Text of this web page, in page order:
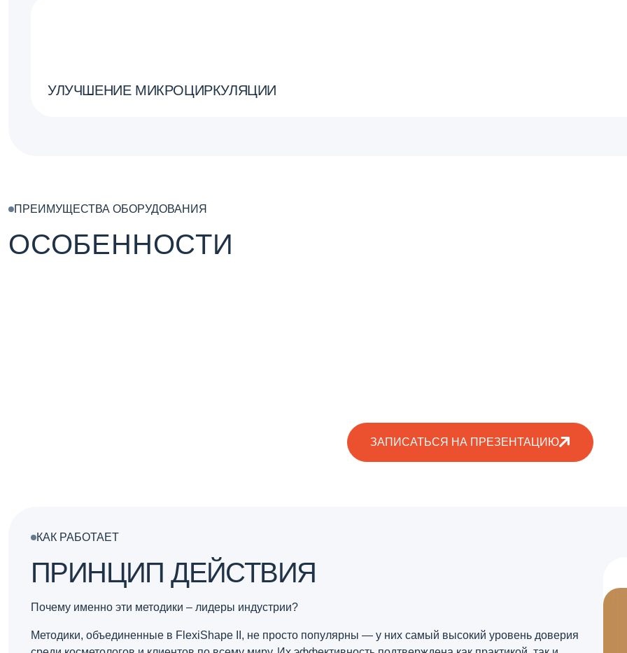
УЛУЧШЕНИЕ МИКРОЦИРКУЛЯЦИИ
ПРЕИМУЩЕСТВА ОБОРУДОВАНИЯ
ОСОБЕННОСТИ
ЗАПИСАТЬСЯ НА ПРЕЗЕНТАЦИЮ
КАК РАБОТАЕТ
ПРИНЦИП ДЕЙСТВИЯ
Почему именно эти методики – лидеры индустрии?
Методики, объединенные в FlexiShape II, не просто популярны — у них самый высокий уровень доверия